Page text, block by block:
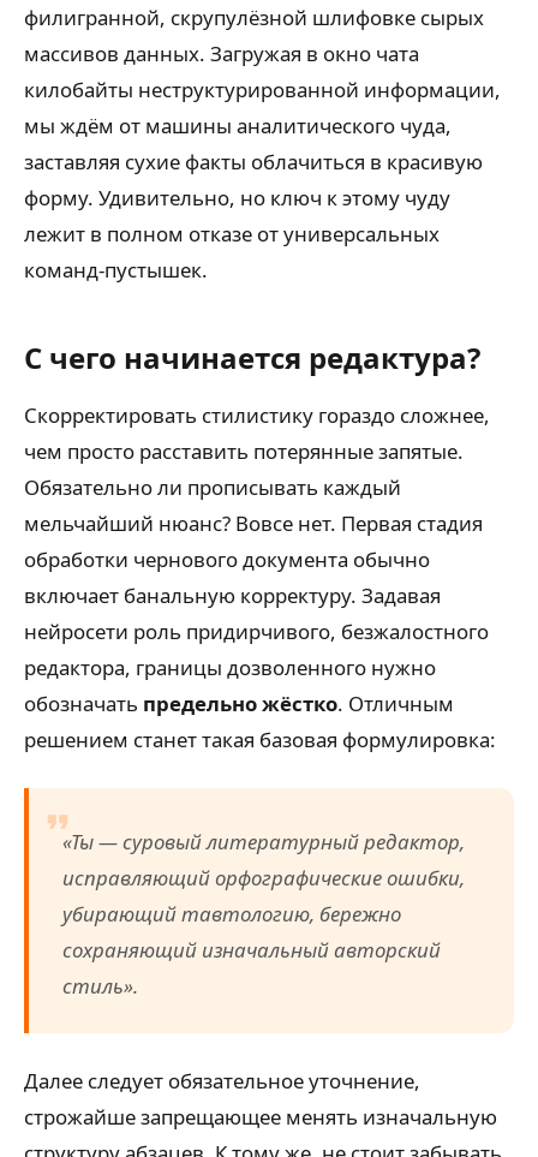
филигранной, скрупулёзной шлифовке сырых
массивов данных. Загружая в окно чата
килобайты неструктурированной информации,
мы ждём от машины аналитического чуда,
заставляя сухие факты облачиться в красивую
форму. Удивительно, но ключ к этому чуду
лежит в полном отказе от универсальных
команд-пустышек.
С чего начинается редактура?
Скорректировать стилистику гораздо сложнее,
чем просто расставить потерянные запятые.
Обязательно ли прописывать каждый
мельчайший нюанс? Вовсе нет. Первая стадия
обработки чернового документа обычно
включает банальную корректуру. Задавая
нейросети роль придирчивого, безжалостного
редактора, границы дозволенного нужно
обозначать предельно жёстко. Отличным
решением станет такая базовая формулировка:
«Ты — суровый литературный редактор,
исправляющий орфографические ошибки,
убирающий тавтологию, бережно
сохраняющий изначальный авторский
стиль».
Далее следует обязательное уточнение,
строжайше запрещающее менять изначальную